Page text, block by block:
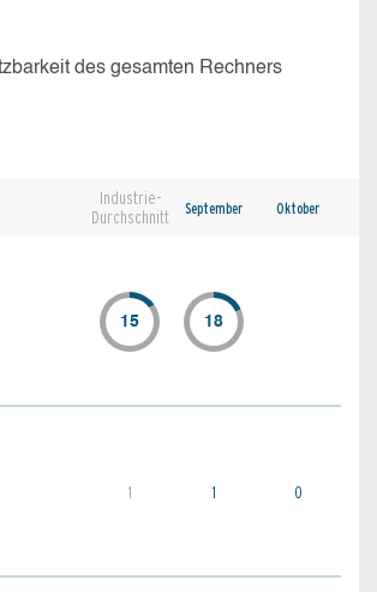
des gesamten Rechners
Industrie-
Durchschnitt
September Oktober
15 18
1 1 0